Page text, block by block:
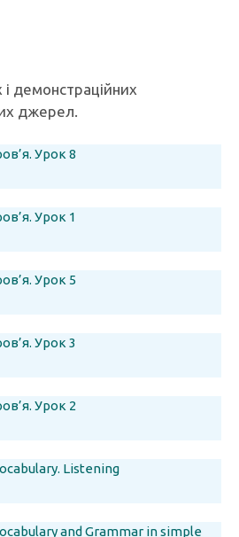
демонстраційних
джерел.
Урок 8
Урок 1
Урок 5
Урок 3
Урок 2
Listening
and Grammar in simple